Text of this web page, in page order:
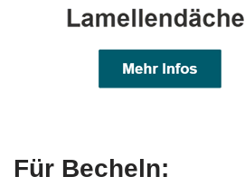
Für Becheln: